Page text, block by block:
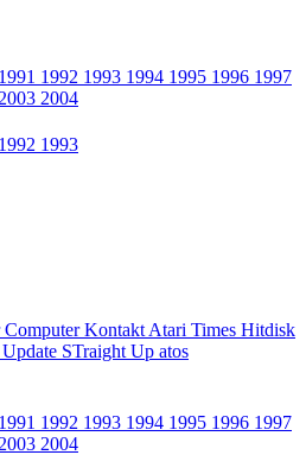
1991 1992 1993 1994 1995 1996 1997
2003 2004
1992 1993
Computer Kontakt Atari Times Hitdisk
STraight Up atos
1991 1992 1993 1994 1995 1996 1997
2003 2004